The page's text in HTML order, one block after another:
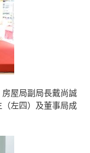
屋局副局長戴尚誠
左四）及董事局成